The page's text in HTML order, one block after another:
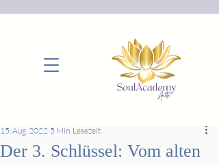
Der 3. Schlüssel: Vom alten
15. Aug. 2022 5 Min. Lesezeit